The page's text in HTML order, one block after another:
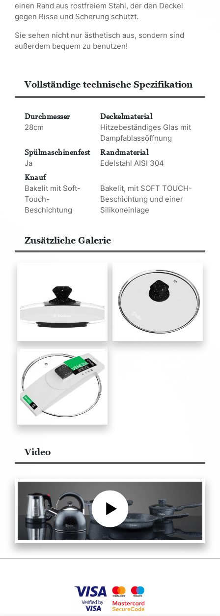
einen Rand aus rostfreiem Stahl, der den Deckel
gegen Risse und Scherung schützt.
Sie sehen nicht nur ästhetisch aus, sondern sind
außerdem bequem zu benutzen!
Vollständige technische Spezifikation
Durchmesser Deckelmaterial
28cm
Hitzebeständiges Glas mit
Dampfablassöffnung
Spülmaschinenfest Randmaterial
Ja Edelstahl AISI 304
Knauf
Bakelit mit Soft-
Touch-
Beschichtung
Bakelit, mit SOFT TOUCH-
Beschichtung und einer
Silikoneinlage
Zusätzliche Galerie
Video